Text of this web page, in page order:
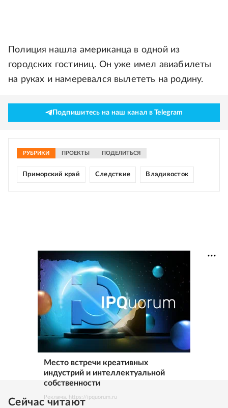
Полиция нашла американца в одной из
городских гостиниц. Он уже имел авиабилеты
на руках и намеревался вылететь на родину.
Подпишитесь на наш канал в Telegram
РУБРИКИ ПРОЕКТЫ ПОДЕЛИТЬСЯ
Приморский край Следствие Владивосток
Место встречи креативных
индустрий и интеллектуальной
собственности
Реклама. https://ipquorum.ru
Сейчас читают